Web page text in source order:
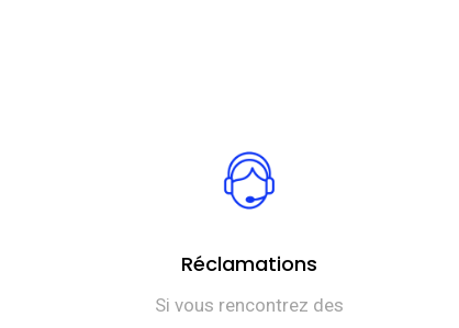
Réclamations
Si vous rencontrez des